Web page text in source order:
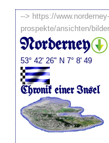
--> https://
prospekte/ansichten/
Norderney
53° 42' 26" N 7° 8' 49
Chronik einer Insel